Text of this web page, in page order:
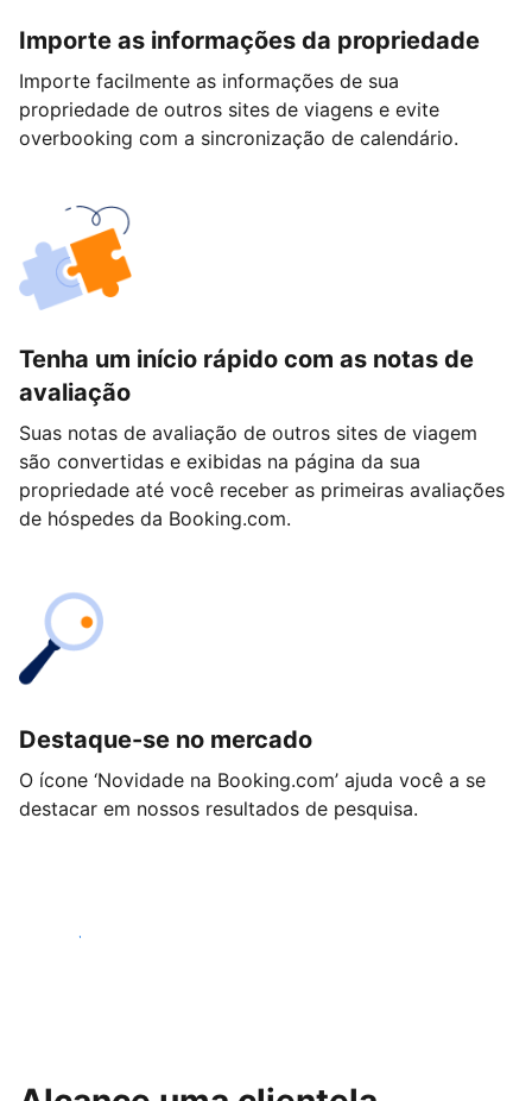
Importe as informações da propriedade
Importe facilmente as informações de sua
propriedade de outros sites de viagens e evite
overbooking com a sincronização de calendário.
Tenha um início rápido com as notas de
avaliação
Suas notas de avaliação de outros sites de viagem
são convertidas e exibidas na página da sua
propriedade até você receber as primeiras avaliações
de hóspedes da Booking.com.
Destaque-se no mercado
O ícone ‘Novidade na Booking.com’ ajuda você a se
destacar em nossos resultados de pesquisa.
Começar